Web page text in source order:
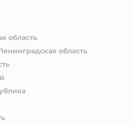
область
область